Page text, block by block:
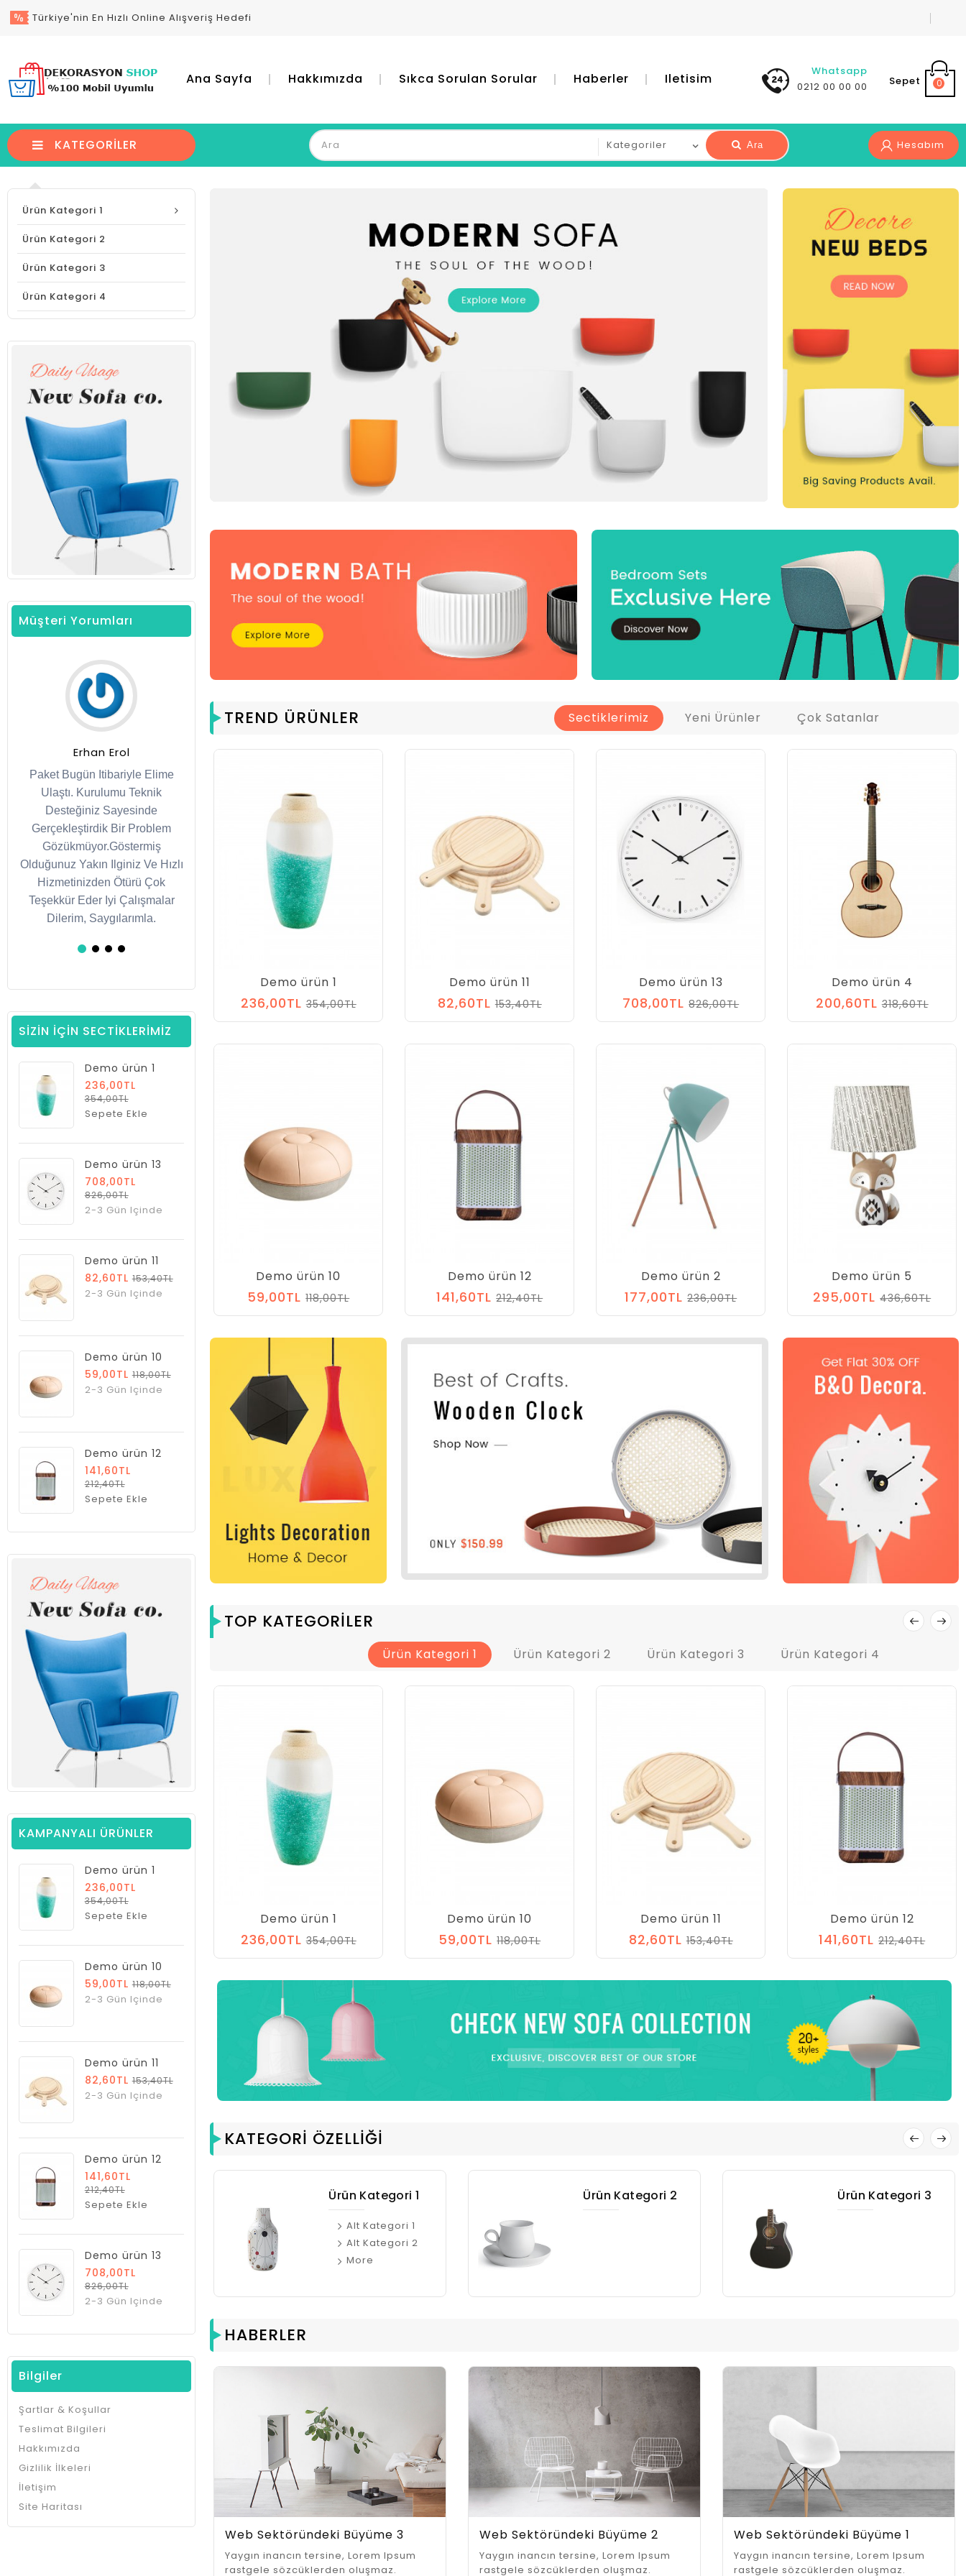
Türkiye'nin En Hızlı Online Alışveriş Hedefi
Ana Sayfa Hakkımızda Sıkca Sorulan Sorular Haberler Iletisim
Whatsapp
0212 00 00 00
Sepet 0
Hesabım
Ara
KATEGORILER
Ürün Kategori 1
Ürün Kategori 2
Ürün Kategori 3
Ürün Kategori 4
Müşteri Yorumları
Betül Hastürk
Paket Bugün Itibariyle Elime
Ulaştı. Kurulumu Teknik
Desteğiniz Sayesinde
Gerçekleştirdik Bir Problem
Gözükmüyor.Göstermiş
Olduğunuz Yakın Ilginiz Ve Hızlı
Hizmetinizden Ötürü Çok
Teşekkür Eder Iyi Çalışmalar
Dilerim, Saygılarımla.
Hakan Erdil
Ulaştı. Kurulumu Teknik
Desteğiniz Sayesinde
Gözükmüyor.Göstermiş
Olduğunuz Yakın Ilginiz Ve Hızlı
Hizmetinizden Ötürü Çok
Teşekkür Eder Iyi Çalışmalar
Dilerim, Saygılarımla.
Kadir Bakmaz
Gerçekleştirdik Bir Problem
Gözükmüyor.Göstermiş
Olduğunuz Yakın Ilginiz Ve Hızlı
Hizmetinizden Ötürü Çok
Teşekkür Eder Iyi Çalışmalar
Dilerim, Saygılarımla.
SIZIN İÇIN SECTIKLERIMIZ
Demo ürün 1
236,00TL
354,00TL
Sepete Ekle
Demo ürün 13
708,00TL
826,00TL
2-3 Gün Içinde
Demo ürün 11
82,60TL 153,40TL
2-3 Gün Içinde
Demo ürün 10
59,00TL 118,00TL
2-3 Gün Içinde
Demo ürün 12
141,60TL
212,40TL
Sepete Ekle
KAMPANYALI ÜRÜNLER
Demo ürün 1
236,00TL
354,00TL
Sepete Ekle
Demo ürün 10
59,00TL 118,00TL
2-3 Gün Içinde
Demo ürün 11
82,60TL 153,40TL
2-3 Gün Içinde
Demo ürün 12
141,60TL
212,40TL
Sepete Ekle
Demo ürün 13
708,00TL
826,00TL
2-3 Gün Içinde
Bilgiler
Şartlar & Koşullar
Teslimat Bilgileri
Hakkımızda
Gizlilik İlkeleri
İletişim
Site Haritası
TREND ÜRÜNLER Sectiklerimiz Yeni Ürünler Çok Satanlar
Demo ürün 1
236,00TL 354,00TL
Demo ürün 10
59,00TL 118,00TL
Demo ürün 11
82,60TL 153,40TL
Demo ürün 12
141,60TL 212,40TL
Demo ürün 13
708,00TL 826,00TL
Demo ürün 2
177,00TL 236,00TL
Demo ürün 4
200,60TL 318,60TL
Demo ürün 5
295,00TL 436,60TL
TOP KATEGORILER
Ürün Kategori 1 Ürün Kategori 2 Ürün Kategori 3 Ürün Kategori 4
Demo ürün 1
236,00TL 354,00TL
Demo ürün 10
59,00TL 118,00TL
Demo ürün 11
82,60TL 153,40TL
Demo ürün 12
141,60TL 212,40TL
KATEGORI ÖZELLIĞI
Ürün Kategori 1
More
Ürün Kategori 2 Ürün Kategori 3 Ürün Kategori 4
HABERLER
Web Sektöründeki Büyüme 3
Yaygın inancın tersine, Lorem Ipsum
rastgele sözcüklerden oluşmaz.
Web Sektöründeki Büyüme 2
Yaygın inancın tersine, Lorem Ipsum
rastgele sözcüklerden oluşmaz.
Web Sektöründeki Büyüme 1
Yaygın inancın tersine, Lorem Ipsum
rastgele sözcüklerden oluşmaz.